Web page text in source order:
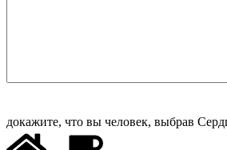
докажите, что вы человек, выбрав